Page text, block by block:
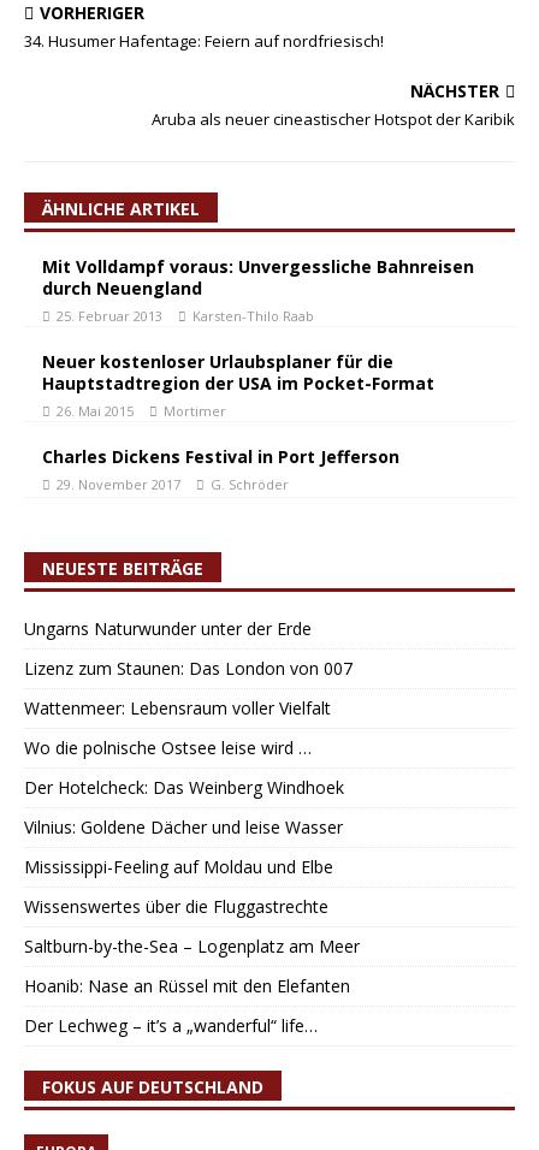
VORHERIGER
34. Husumer Hafentage: Feiern auf nordfriesisch!
NÄCHSTER
Aruba als neuer cineastischer Hotspot der Karibik
ÄHNLICHE ARTIKEL
Mit Volldampf voraus: Unvergessliche Bahnreisen
durch Neuengland
25. Februar 2013 Karsten-Thilo Raab
Neuer kostenloser Urlaubsplaner für die
Hauptstadtregion der USA im Pocket-Format
26. Mai 2015 Mortimer
Charles Dickens Festival in Port Jefferson
29. November 2017 G. Schröder
NEUESTE BEITRÄGE
Ungarns Naturwunder unter der Erde
Lizenz zum Staunen: Das London von 007
Wattenmeer: Lebensraum voller Vielfalt
Wo die polnische Ostsee leise wird …
Der Hotelcheck: Das Weinberg Windhoek
Vilnius: Goldene Dächer und leise Wasser
Mississippi-Feeling auf Moldau und Elbe
Wissenswertes über die Fluggastrechte
Saltburn-by-the-Sea – Logenplatz am Meer
Hoanib: Nase an Rüssel mit den Elefanten
Der Lechweg – it’s a „wanderful“ life…
FOKUS AUF DEUTSCHLAND